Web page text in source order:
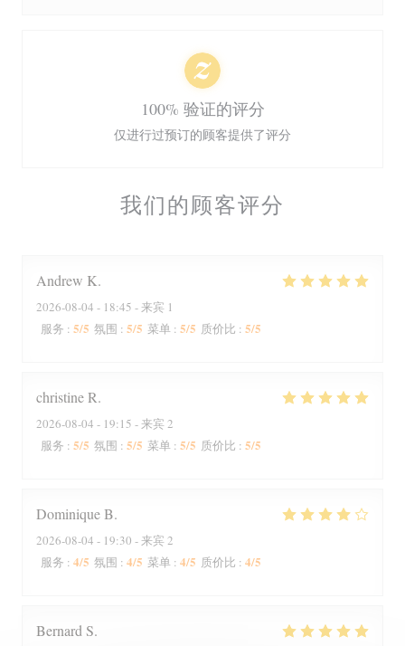
我们的顾客评分
Andrew K
2026-08-04 - 18:45 - 来宾 1
服务 : 5/5 氛围 : 5/5 菜单 : 5/5 质价比 : 5/5
christineR
2026-08-04 - 19:15 - 来宾 2
服务 : 5/5 氛围 : 5/5 菜单 : 5/5 质价比 : 5/5
DominiqueB
2026-08-04 - 19:30 - 来宾 2
服务 : 4/5 氛围 : 4/5 菜单 : 4/5 质价比 : 4/5
Bernard S
100% 验证的评分
仅进行过预订的顾客提供了评分